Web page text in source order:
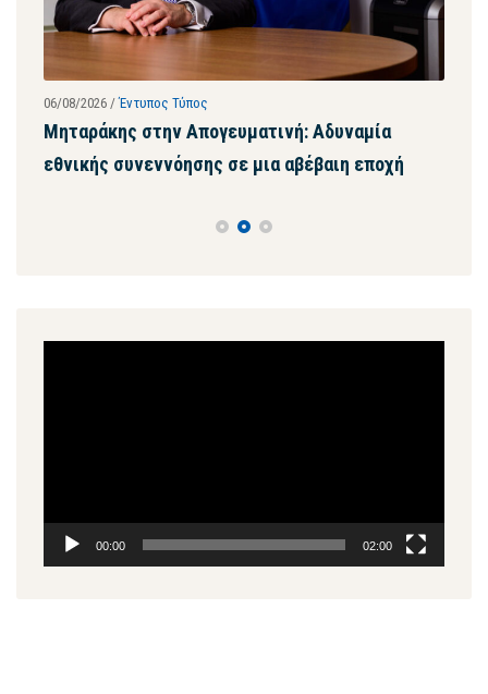
06/08/2026 /Έντυπος Τύπος
Μηταράκης στην Απογευματινή: Αδυναμία
εθνικής συνεννόησης σε μια αβέβαιη εποχή
00:00 02:00